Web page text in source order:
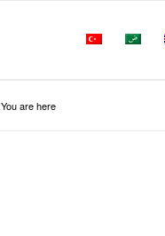
You are here: